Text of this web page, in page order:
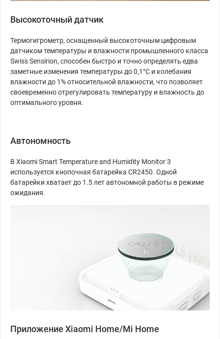
Высокоточный датчик
Термогигрометр, оснащенный высокоточным цифровым
датчиком температуры и влажности промышленного класса
Swiss Sensirion, способен быстро и точно определять едва
заметные изменения температуры до 0,1°C и колебания
влажности до 1% относительной влажности, что позволяет
своевременно отрегулировать температуру и влажность до
оптимального уровня.
Автономность
В Xiaomi Smart Temperature and Humidity Monitor 3
используется кнопочная батарейка CR2450. Одной
батарейки хватает до 1.5 лет автономной работы в режиме
ожидания.
Приложение Xiaomi Home/Mi Home